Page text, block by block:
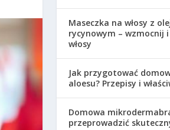
Maseczka na włosy z
rycynowym – wzmocnij
włosy
Jak przygotować
aloesu? Przepisy i
Domowa
przeprowadzić